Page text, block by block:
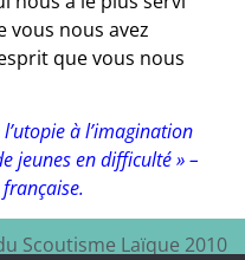
vous nous avez
que vous nous
à l’imagination
jeunes en difficulté » –
Scoutisme Laïque 2010